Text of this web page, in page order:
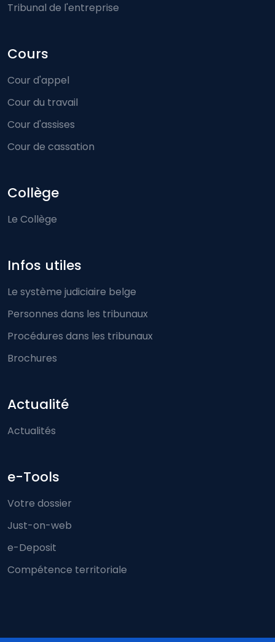
Tribunal de l'entreprise
Cours
Cour d'appel
Cour du travail
Cour d'assises
Cour de cassation
Collège
Le Collège
Infos utiles
Le système judiciaire belge
Personnes dans les tribunaux
Procédures dans les tribunaux
Brochures
Actualité
Actualités
e-Tools
Votre dossier
Just-on-web
e-Deposit
Compétence territoriale